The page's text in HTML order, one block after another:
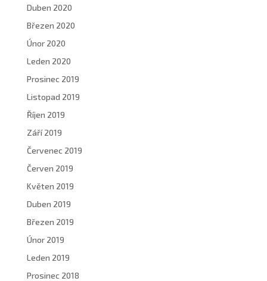
Duben 2020
Březen 2020
Únor 2020
Leden 2020
Prosinec 2019
Listopad 2019
Říjen 2019
Září 2019
Červenec 2019
Červen 2019
Květen 2019
Duben 2019
Březen 2019
Únor 2019
Leden 2019
Prosinec 2018